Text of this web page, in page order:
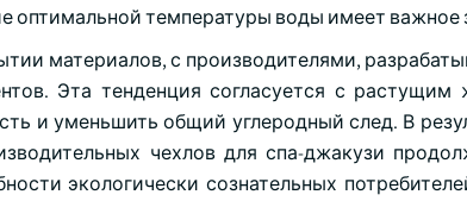
оптимальной температуры воды имеет важное
материалов, с производителями,
Эта тенденция согласуется с растущим
и уменьшить общий углеродный след. В
чехлов для спа-джакузи
экологически сознательных